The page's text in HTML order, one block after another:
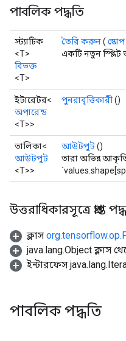
পাবলিক পদ্ধতি
স্ট্যাটিক
<T>
বিভক্ত
<T>
তৈরি করুন( স্কোপ
একটি নতুন স্প্লিট
ইটারেটর<
অপারেন্ড
<T>>
পুনরাবৃত্তিকারী()
তালিকা<
আউটপুট
<T>>
আউটপুট()
তারা অভিন্ন
উত্তরাধিকারসূত্রে প্রাপ্ত
ক্লাস
java.lang.Object ক্লাস
ইন্টারফেস
পাবলিক পদ্ধতি